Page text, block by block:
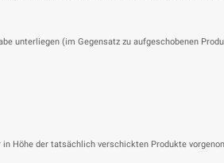
unterliegen (im Gegensatz zu aufgeschobenen
Höhe der tatsächlich verschickten Produkte